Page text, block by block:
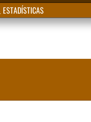
ESTADÍSTICAS